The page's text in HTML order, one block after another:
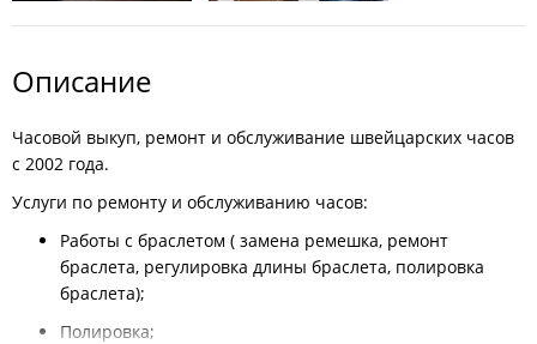
Описание
Часовой выкуп, ремонт и обслуживание швейцарских часов
с 2002 года.
Услуги по ремонту и обслуживанию часов:
Работы с браслетом ( замена ремешка, ремонт
браслета, регулировка длины браслета, полировка
браслета);
Полировка;